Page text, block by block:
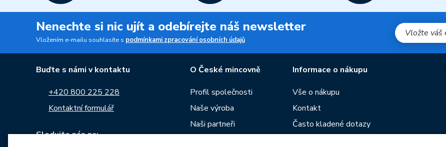
Nenechte si nic ujít a odebírejte náš newsletter
Vložením e-mailu souhlasíte s podmínkami zpracování osobních údajů
Buďte s námi v kontaktu
+420 800 225 228
Kontaktní formulář
Sledujte nás na:
O České mincovně
Profil společnosti
Naše výroba
Naši partneři
Informace o nákupu
Vše o nákupu
Kontakt
Často kladené dotazy